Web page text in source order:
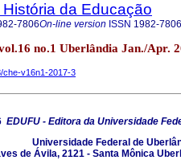
da Educação
7806On-line version ISSN 1982-7806
no.1 Uberlândia Jan./Apr.
che-v16n1-2017-3
EDUFU - Editora da Universidade
Universidade Federal de
de Ávila, 2121 - Santa Mônica